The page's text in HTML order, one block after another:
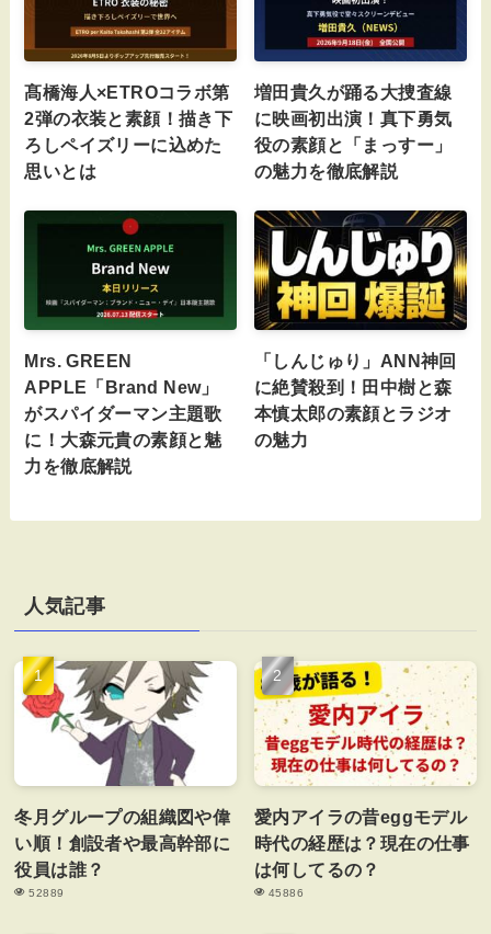
髙橋海人×ETROコラボ第
2弾の衣装と素顔！描き下
ろしペイズリーに込めた
思いとは
増田貴久が踊る大捜査線
に映画初出演！真下勇気
役の素顔と「まっすー」
の魅力を徹底解説
Mrs. GREEN
APPLE「Brand New」
がスパイダーマン主題歌
に！大森元貴の素顔と魅
力を徹底解説
「しんじゅり」ANN神回
に絶賛殺到！田中樹と森
本慎太郎の素顔とラジオ
の魅力
人気記事
冬月グループの組織図や偉
い順！創設者や最高幹部に
役員は誰？
52889
愛内アイラの昔eggモデル
時代の経歴は？現在の仕事
は何してるの？
45886